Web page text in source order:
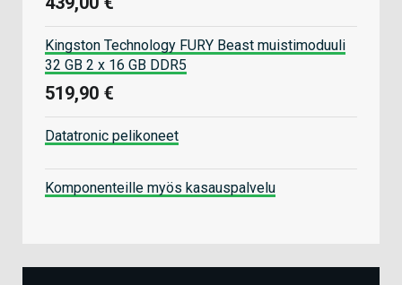
Kingston Technology FURY Beast muistimoduuli
32 GB 2 x 16 GB DDR5
519,90 €
Datatronic pelikoneet
Komponenteille myös kasauspalvelu